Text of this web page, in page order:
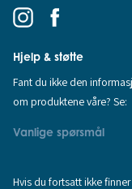
Hjelp & støtte
Fant du ikke den
om produktene våre? Se:
Vanlige spørsmål
Hvis du fortsatt ikke